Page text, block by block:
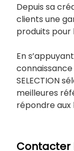
Depuis sa
clients une
produits pour
En
SELECTION
meilleures
répondre aux
Contacter